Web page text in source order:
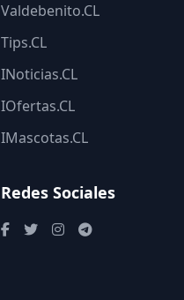
Valdebenito.CL
Tips.CL
INoticias.CL
IOfertas.CL
IMascotas.CL
Redes Sociales